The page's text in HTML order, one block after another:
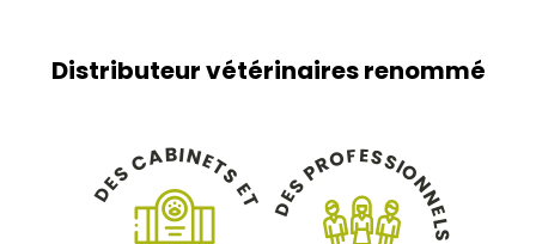
Distributeur vétérinaires renommé
D
ESCABINETS
E
T D
E
S
PROF ESSION
N
E
L
S